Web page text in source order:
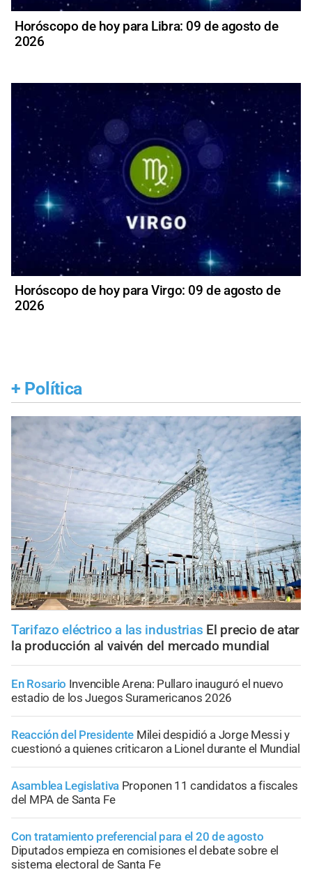
Horóscopo de hoy para Libra: 09 de agosto de
2026
Horóscopo de hoy para Virgo: 09 de agosto de
2026
+ Política
Tarifazo eléctrico a las industrias El precio de atar
la producción al vaivén del mercado mundial
En Rosario Invencible Arena: Pullaro inauguró el nuevo
estadio de los Juegos Suramericanos 2026
Reacción del Presidente Milei despidió a Jorge Messi y
cuestionó a quienes criticaron a Lionel durante el Mundial
Asamblea Legislativa Proponen 11 candidatos a fiscales
del MPA de Santa Fe
Con tratamiento preferencial para el 20 de agosto
Diputados empieza en comisiones el debate sobre el
sistema electoral de Santa Fe